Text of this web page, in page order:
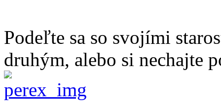
Podeľte sa so svojími
druhým, alebo si nechajte